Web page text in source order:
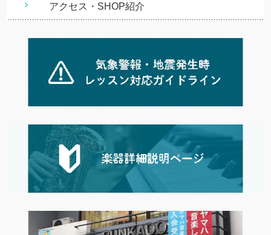
アクセス・SHOP紹介